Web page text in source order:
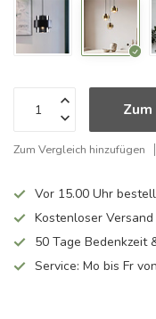
Zum Vergleich hinzufügen
Vor 15.00 Uhr
Kostenloser
50 Tage Bedenkzeit
Service: Mo bis Fr